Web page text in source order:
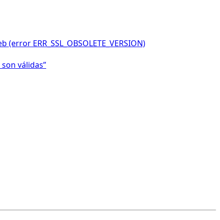
ERR_SSL_OBSOLETE_VERSION)
válidas”